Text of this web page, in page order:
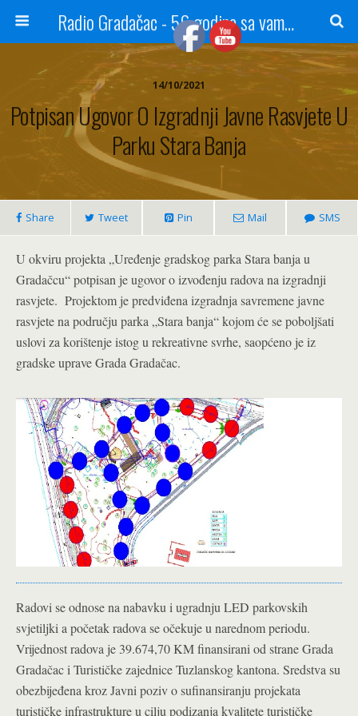
Radio Gradačac - 56 godina sa vama...
14/10/2021
Potpisan Ugovor O Izgradnji Javne Rasvjete U
Parku Stara Banja
Share Tweet Pin Mail SMS
U okviru projekta „Uređenje gradskog parka Stara banja u
Gradačcu“ potpisan je ugovor o izvođenju radova na izgradnji
rasvjete. Projektom je predviđena izgradnja savremene javne
rasvjete na području parka „Stara banja“ kojom će se poboljšati
uslovi za korištenje istog u rekreativne svrhe, saopćeno je iz
gradske uprave Grada Gradačac.
Radovi se odnose na nabavku i ugradnju LED parkovskih
svjetiljki a početak radova se očekuje u narednom periodu.
Vrijednost radova je 39.674,70 KM finansirani od strane Grada
Gradačac i Turističke zajednice Tuzlanskog kantona. Sredstva su
obezbijeđena kroz Javni poziv o sufinansiranju projekata
turističke infrastrukture u cilju podizanja kvalitete turističke